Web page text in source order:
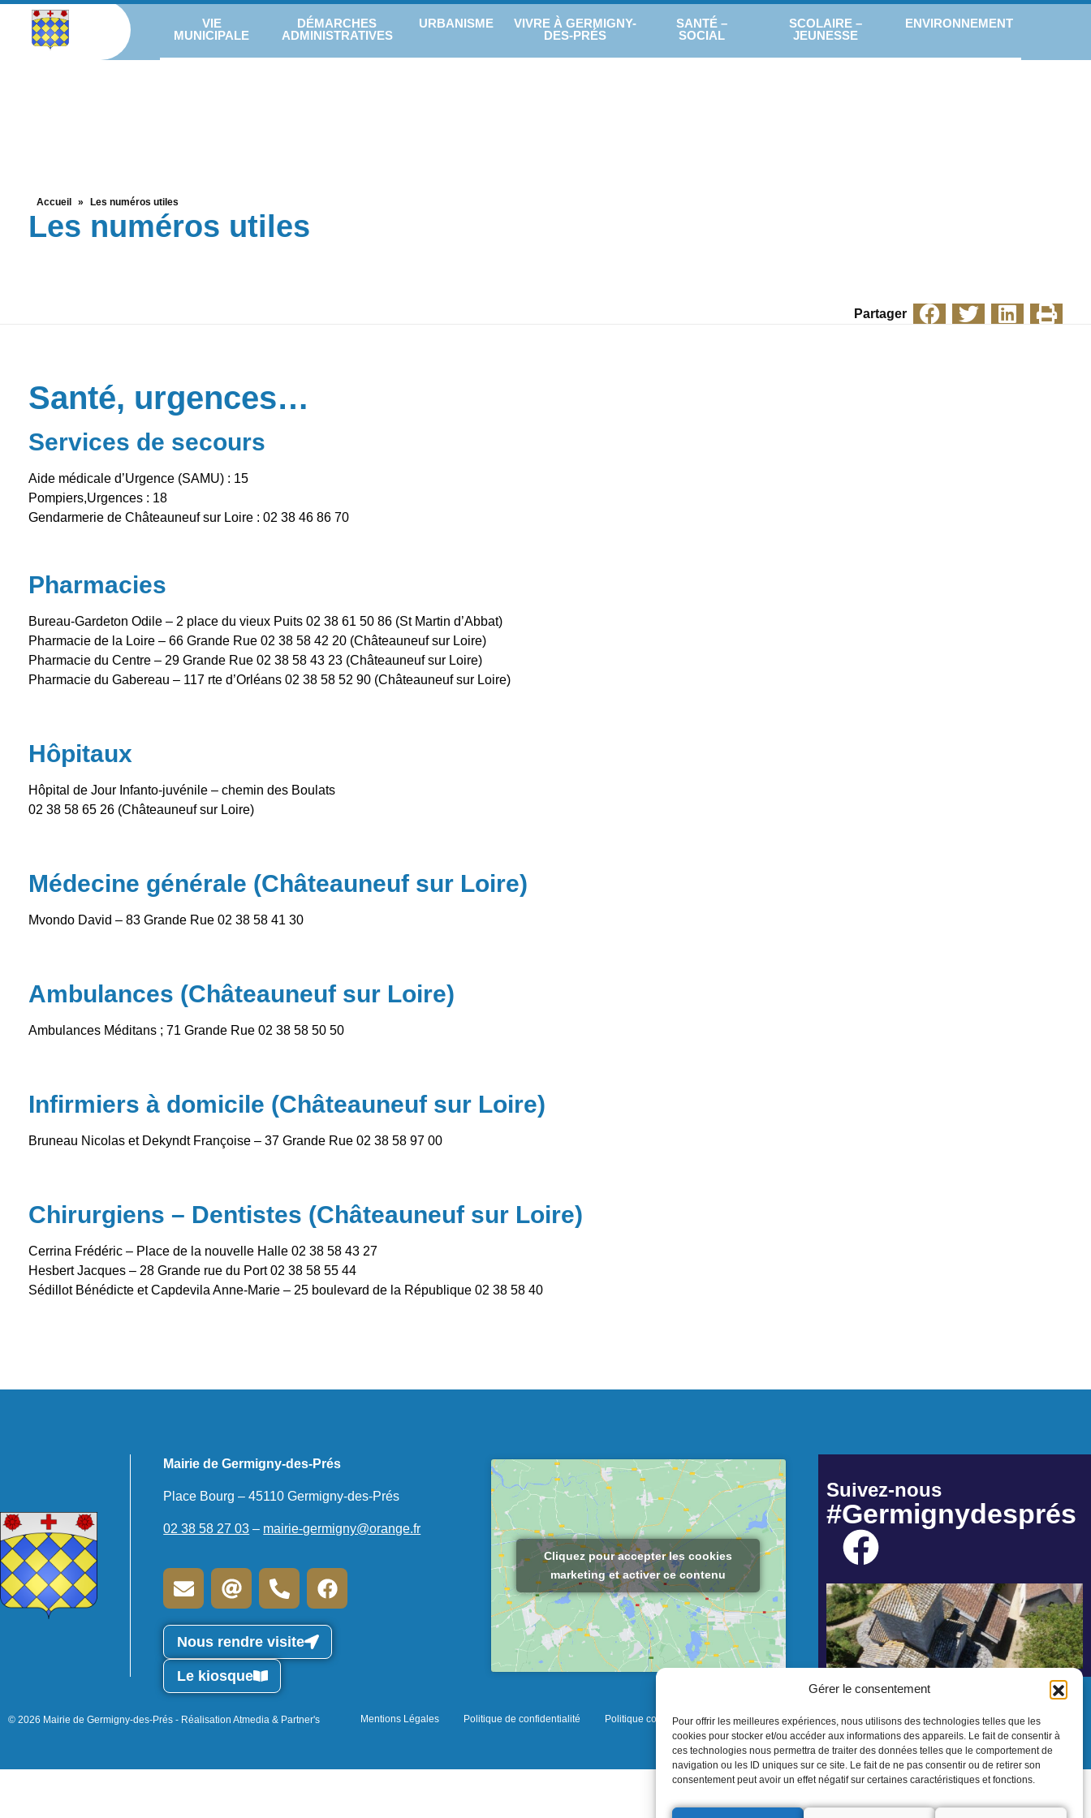
Gérer le consentement
Pour offrir les meilleures expériences, nous utilisons des technologies telles que les
cookies pour stocker et/ou accéder aux informations des appareils. Le fait de consentir à
ces technologies nous permettra de traiter des données telles que le comportement de
navigation ou les ID uniques sur ce site. Le fait de ne pas consentir ou de retirer son
consentement peut avoir un effet négatif sur certaines caractéristiques et fonctions.
VIE
MUNICIPALE
DÉMARCHES
ADMINISTRATIVES
URBANISME
VIVRE À GERMIGNY-
DES-PRÉS
SANTÉ –
SOCIAL
SCOLAIRE –
JEUNESSE
ENVIRONNEMENT
Accueil » Les numéros utiles
Les numéros utiles
Partager
Santé, urgences…
Services de secours
Aide médicale d’Urgence (SAMU) : 15
Pompiers,Urgences : 18
Gendarmerie de Châteauneuf sur Loire : 02 38 46 86 70
Pharmacies
Bureau-Gardeton Odile – 2 place du vieux Puits 02 38 61 50 86 (St Martin d’Abbat)
Pharmacie de la Loire – 66 Grande Rue 02 38 58 42 20 (Châteauneuf sur Loire)
Pharmacie du Centre – 29 Grande Rue 02 38 58 43 23 (Châteauneuf sur Loire)
Pharmacie du Gabereau – 117 rte d’Orléans 02 38 58 52 90 (Châteauneuf sur Loire)
Hôpitaux
Hôpital de Jour Infanto-juvénile – chemin des Boulats
02 38 58 65 26 (Châteauneuf sur Loire)
Médecine générale (Châteauneuf sur Loire)
Mvondo David – 83 Grande Rue 02 38 58 41 30
Ambulances (Châteauneuf sur Loire)
Ambulances Méditans ; 71 Grande Rue 02 38 58 50 50
Infirmiers à domicile (Châteauneuf sur Loire)
Bruneau Nicolas et Dekyndt Françoise – 37 Grande Rue 02 38 58 97 00
Chirurgiens – Dentistes (Châteauneuf sur Loire)
Cerrina Frédéric – Place de la nouvelle Halle 02 38 58 43 27
Hesbert Jacques – 28 Grande rue du Port 02 38 58 55 44
Sédillot Bénédicte et Capdevila Anne-Marie – 25 boulevard de la République 02 38 58 40
Mairie de Germigny-des-Prés
Place Bourg – 45110 Germigny-des-Prés
02 38 58 27 03 – mairie-germigny@orange.fr
Nous rendre visite
Le kiosque
Cliquez pour accepter les cookies
marketing et activer ce contenu
Suivez-nous
#Germignydesprés
© 2026 Mairie de Germigny-des-Prés - Réalisation Atmedia & Partner's Mentions Légales Politique de confidentialité Politique cookies